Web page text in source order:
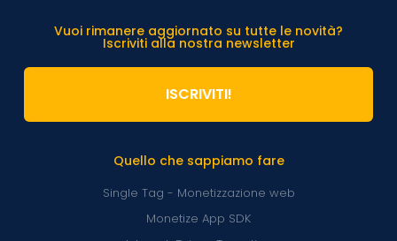
Quello che sappiamo fare
Single Tag - Monetizzazione web
Monetize App SDK
Vuoi rimanere aggiornato su tutte le novità?
Iscriviti alla nostra newsletter
ISCRIVITI!